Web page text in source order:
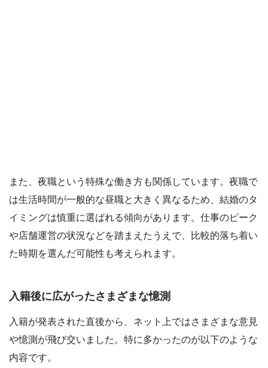
また、夜職という特殊な働き方も関係しています。夜職で
は生活時間が一般的な昼職と大きく異なるため、結婚のタ
イミングは慎重に選ばれる傾向があります。仕事のピーク
や店舗運営の状況などを踏まえたうえで、比較的落ち着い
た時期を選んだ可能性も考えられます。
入籍後に広がったさまざまな憶測
入籍が発表された直後から、ネット上ではさまざまな意見
や憶測が飛び交いました。特に多かったのが以下のような
内容です。